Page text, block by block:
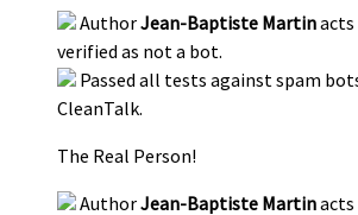
AuthorJean-Baptiste Martinacts
verified as not a bot.
Passed all tests against spam
CleanTalk.
The Real Person!
AuthorJean-Baptiste Martinacts